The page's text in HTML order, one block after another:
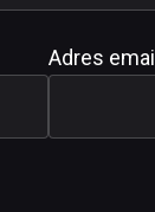
Adres email